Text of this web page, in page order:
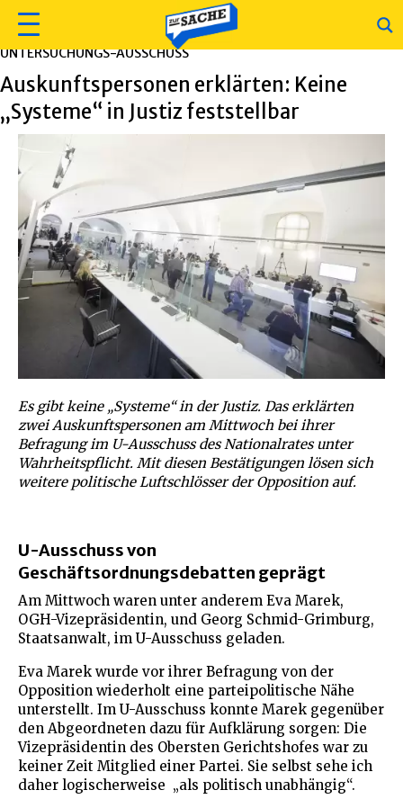
UNTERSUCHUNGS-AUSSCHUSS
Auskunftspersonen erklärten: Keine
„Systeme“ in Justiz feststellbar
Es gibt keine „Systeme“ in der Justiz. Das erklärten
zwei Auskunftspersonen am Mittwoch bei ihrer
Befragung im U-Ausschuss des Nationalrates unter
Wahrheitspflicht. Mit diesen Bestätigungen lösen sich
weitere politische Luftschlösser der Opposition auf.
U-Ausschuss von
Geschäftsordnungsdebatten geprägt
Am Mittwoch waren unter anderem Eva Marek,
OGH-Vizepräsidentin, und Georg Schmid-Grimburg,
Staatsanwalt, im U-Ausschuss geladen.
Eva Marek wurde vor ihrer Befragung von der
Opposition wiederholt eine parteipolitische Nähe
unterstellt. Im U-Ausschuss konnte Marek gegenüber
den Abgeordneten dazu für Aufklärung sorgen: Die
Vizepräsidentin des Obersten Gerichtshofes war zu
keiner Zeit Mitglied einer Partei. Sie selbst sehe ich
daher logischerweise „als politisch unabhängig“.